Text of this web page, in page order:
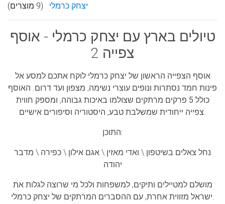
יצחק כרמלי (9 מוצרים)
טיולים בארץ עם יצחק כרמלי - אוסף
צפייה 2
אוסף הצפייה הראשון של יצחק כרמלי לוקח אתכם למסע אל
פינות חמד נסתרות ונופים עוצרי נשימה, מצפון ועד דרום. האוסף
כולל 5 פרקים מרתקים
שצולמו באיכות גבוהה, ומספק חווית
צפייה ייחודית שמשלבת טבע, היסטוריה וסיפורים אישיים.
התוכן:
נחל צאלים בשיטפון \ ואדי מאזין \ אגם אילון \ כפירה \ מדבר
יהודה
מושלם למטיילים ותיקים, למשפחות ולכל מי שרוצה לגלות את
ישראל מזווית אחרת, עם ההסברים המרתקים של יצחק כרמלי.